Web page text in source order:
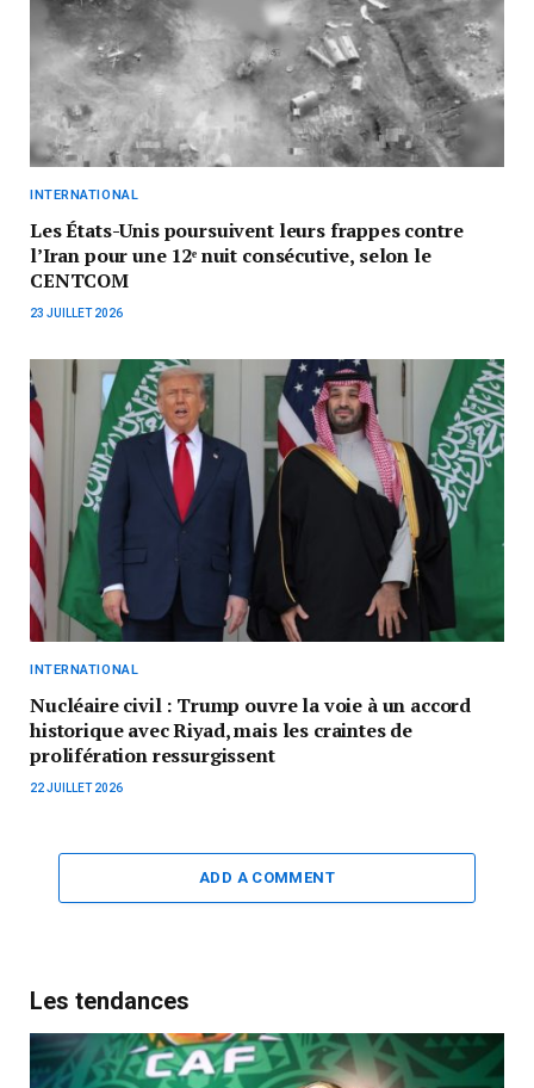
INTERNATIONAL
Les États-Unis poursuivent leurs frappes contre
l’Iran pour une 12ᵉ nuit consécutive, selon le
CENTCOM
23 JUILLET 2026
INTERNATIONAL
Nucléaire civil : Trump ouvre la voie à un accord
historique avec Riyad, mais les craintes de
prolifération ressurgissent
22 JUILLET 2026
ADD A COMMENT
Les tendances